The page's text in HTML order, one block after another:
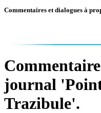
Commentaires et dialogues à
journal
Trazibule'.